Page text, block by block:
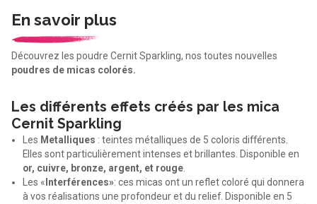
En savoir plus
Découvrez les poudre Cernit Sparkling, nos toutes nouvelles
poudres de micas colorés.
Les différents effets créés par les mica
Cernit Sparkling
Les Metalliques : teintes métalliques de 5 coloris différents.
Elles sont particulièrement intenses et brillantes. Disponible en
or, cuivre, bronze, argent, et rouge.
Les « Interférences»: ces micas ont un reflet coloré qui donnera
à vos réalisations une profondeur et du relief. Disponible en 5